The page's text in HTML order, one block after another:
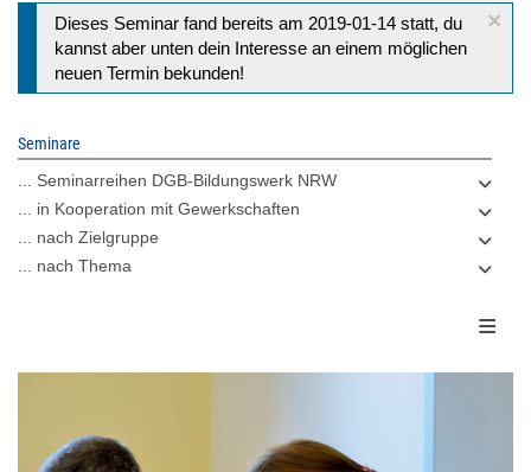
×
Statusmeldung
Dieses Seminar fand bereits am 2019-01-14 statt, du
kannst aber unten dein Interesse an einem möglichen
neuen Termin bekunden!
Seminare
... Seminarreihen DGB-Bildungswerk NRW
... in Kooperation mit Gewerkschaften
... nach Zielgruppe
... nach Thema